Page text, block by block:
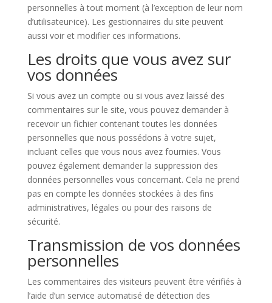
personnelles à tout moment (à l’exception de leur nom
d’utilisateur·ice). Les gestionnaires du site peuvent
aussi voir et modifier ces informations.
Les droits que vous avez sur
vos données
Si vous avez un compte ou si vous avez laissé des
commentaires sur le site, vous pouvez demander à
recevoir un fichier contenant toutes les données
personnelles que nous possédons à votre sujet,
incluant celles que vous nous avez fournies. Vous
pouvez également demander la suppression des
données personnelles vous concernant. Cela ne prend
pas en compte les données stockées à des fins
administratives, légales ou pour des raisons de
sécurité.
Transmission de vos données
personnelles
Les commentaires des visiteurs peuvent être vérifiés à
l’aide d’un service automatisé de détection des